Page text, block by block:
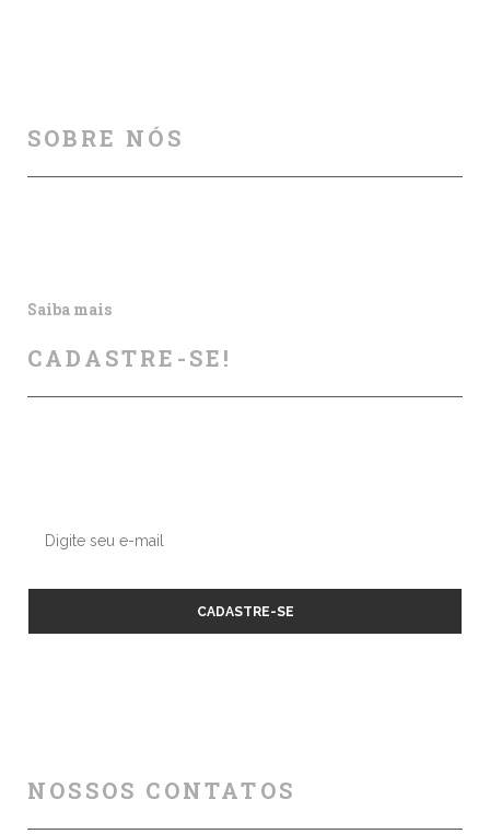
SOBRE NÓS
Saiba mais
CADASTRE-SE!
NOSSOS CONTATOS